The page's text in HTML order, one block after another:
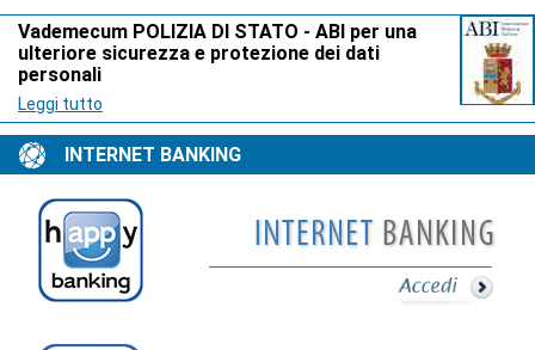
Vademecum POLIZIA DI STATO - ABI per una
ulteriore sicurezza e protezione dei dati
personali
Leggi tutto
INTERNET BANKING